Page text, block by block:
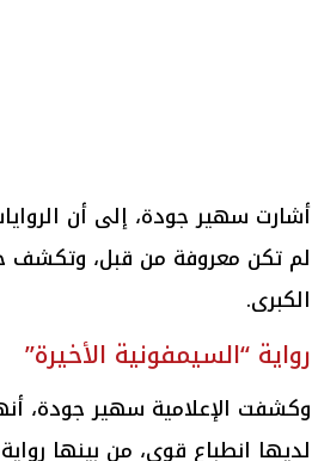
أشارت سهير جودة، إلى أن
لم تكن معروفة من قبل، وتكشف
الكبرى.
رواية “السيمفونية الأخيرة”
وكشفت الإعلامية سهير جودة،
لديها انطباع قوي، من بينها